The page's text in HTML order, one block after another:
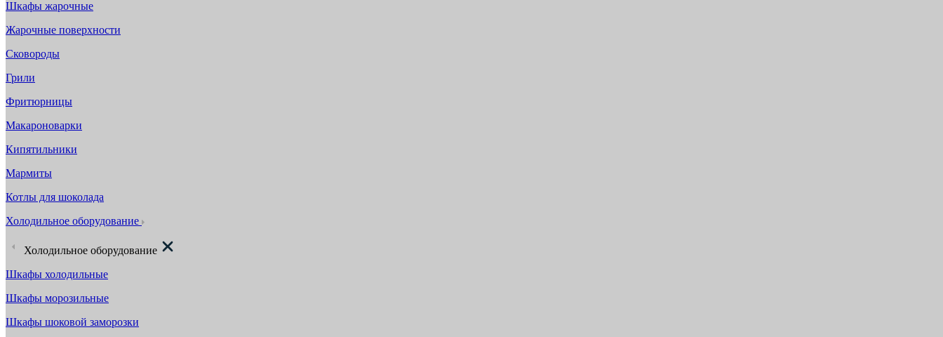
Шкафы жарочные
Жарочные поверхности
Сковороды
Грили
Фритюрницы
Макароноварки
Кипятильники
Мармиты
Котлы для шоколада
Холодильное оборудование
Холодильное оборудование
Шкафы холодильные
Шкафы морозильные
Шкафы шоковой заморозки